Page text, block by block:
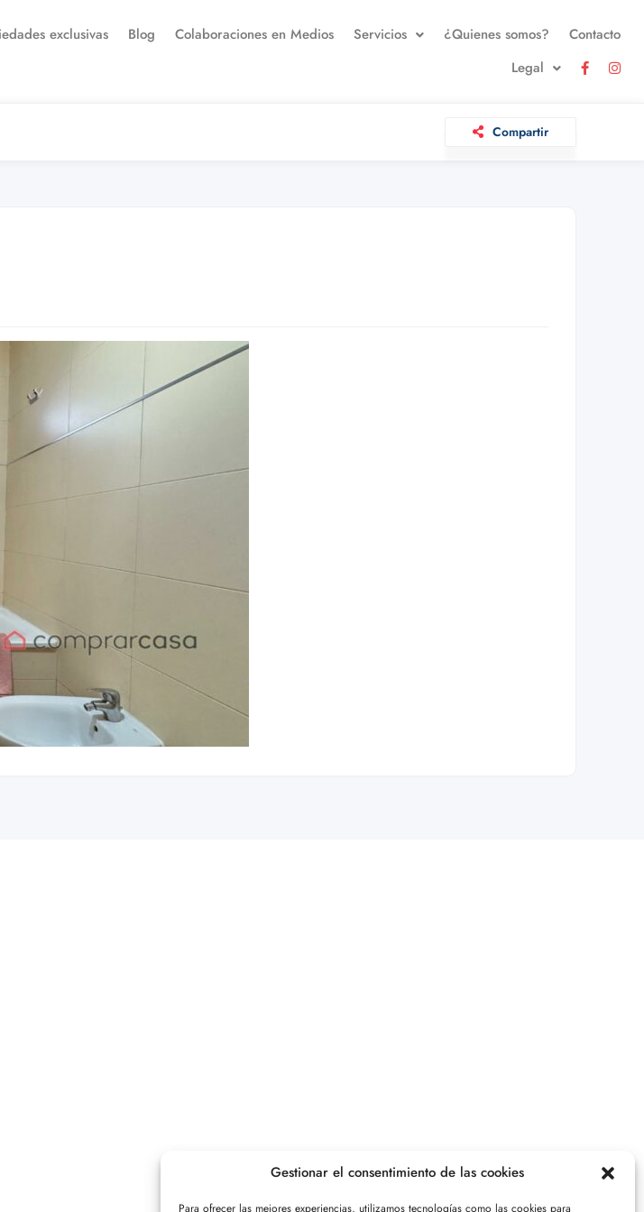
Gestionar el consentimiento de las cookies
Para ofrecer las mejores experiencias, utilizamos tecnologías como las cookies para
exclusivas Blog Colaboraciones en Medios Servicios ¿Quienes somos?
Contacto
Legal
Compartir